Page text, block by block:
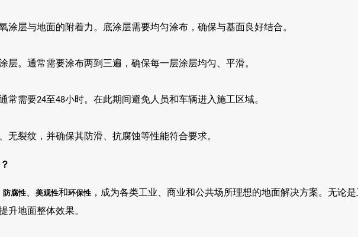
涂层与地面的附着力。底涂层需要均匀涂布，确保与基面良好结合。
层。通常需要涂布两到三遍，确保每一层涂层均匀、平滑。
常需要24至48小时。在此期间避免人员和车辆进入施工区域。
无裂纹，并确保其防滑、抗腐蚀等性能符合要求。
防腐性 美观性和环保性 ，成为各类工业、商业和公共场所理想的地面解决方案。无论
升地面整体效果。